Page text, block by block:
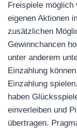
Freispiele möglich
eigenen Aktionen
zusätzlichen
Gewinnchancen
unter anderem
Einzahlung
Einzahlung
haben
einverleiben und
übertragen.